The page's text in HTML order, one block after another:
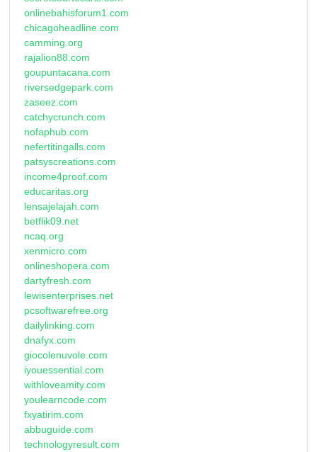
onlinebahisforum1.com
chicagoheadline.com
camming.org
rajalion88.com
goupuntacana.com
riversedgepark.com
zaseez.com
catchycrunch.com
nofaphub.com
nefertitingalls.com
patsyscreations.com
income4proof.com
educaritas.org
lensajelajah.com
betflik09.net
ncaq.org
xenmicro.com
onlineshopera.com
dartyfresh.com
lewisenterprises.net
pcsoftwarefree.org
dailylinking.com
dnafyx.com
giocolenuvole.com
iyouessential.com
withloveamity.com
youlearncode.com
fxyatirim.com
abbuguide.com
technologyresult.com